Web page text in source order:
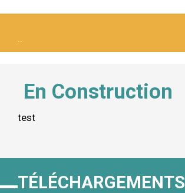
..
En Construction
test
TÉLÉCHARGEMENTS